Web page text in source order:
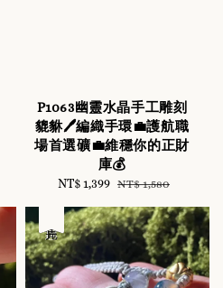
P1063幽靈水晶手工雕刻
貔貅🖊️編織手環💼護航職
場首選礦💼維穩你的正財
庫💰
Sale
NT$ 1,399 Regular
NT$ 1,580